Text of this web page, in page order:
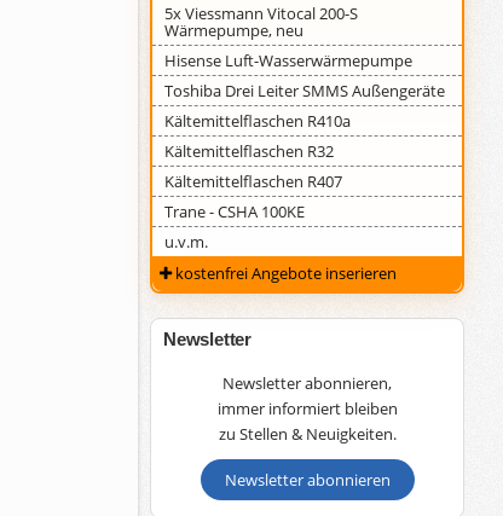
5x Viessmann Vitocal 200-S
Wärmepumpe, neu
Hisense Luft-Wasserwärmepumpe
Toshiba Drei Leiter SMMS Außengeräte
Kältemittelflaschen R410a
Kältemittelflaschen R32
Kältemittelflaschen R407
Trane - CSHA 100KE
u.v.m.
kostenfrei Angebote inserieren
Newsletter
Newsletter abonnieren,
immer informiert bleiben
zu Stellen & Neuigkeiten.
Newsletter abonnieren